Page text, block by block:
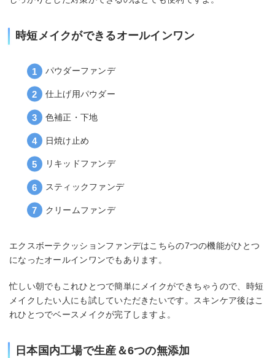
時短メイクができるオールインワン
パウダーファンデ
仕上げ用パウダー
色補正・下地
日焼け止め
リキッドファンデ
スティックファンデ
クリームファンデ
エクスボーテクッションファンデはこちらの7つの機能がひとつ
になったオールインワンでもあります。
忙しい朝でもこれひとつで簡単にメイクができちゃうので、時短
メイクしたい人にも試していただきたいです。スキンケア後はこ
れひとつでベースメイクが完了しますよ。
日本国内工場で生産＆6つの無添加